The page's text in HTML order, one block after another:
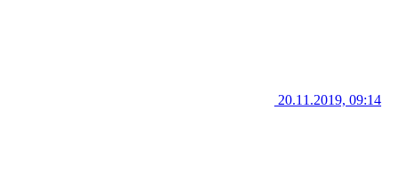
20.11.2019, 09:14